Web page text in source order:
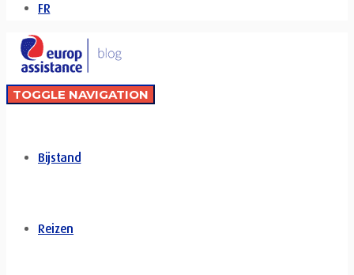
FR
TOGGLE NAVIGATION
Bijstand
Reizen